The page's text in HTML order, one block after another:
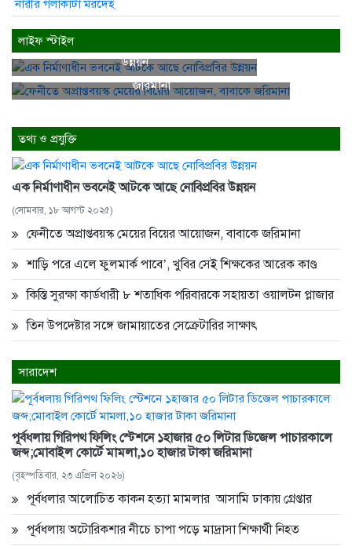
লাইফ স্টাইল
এক নির্মাণাধীন ভবনেই আটকে আছে নোবিপ্রবির
উন্নয়ন
ফেনীতে অপ্রাপ্তবয়স্ক মেয়ের বিয়ের আয়োজন, বাবাকে
জরিমানা
তথ্য ও প্রযুক্তি
এক নির্মাণাধীন ভবনেই আটকে আছে নোবিপ্রবির উন্নয়ন
(সোমবার, ১৮ আগস্ট ২০২৫)
ফেনীতে অপ্রাপ্তবয়স্ক মেয়ের বিয়ের আয়োজন, বাবাকে জরিমানা
শাড়ি পরে এলে ফুলমার্ক পাবে’, খুবির সেই শিক্ষকের আরেক কাণ্ড
কিস্তি সুরক্ষা কার্ডধারী ৮ শতাধিক পরিবারকে সহায়তা ওয়ালটন প্লাজার
তিন উপদেষ্টার সঙ্গে জামায়াতের সেক্রেটারির সাক্ষাৎ
সারাদেশ
পূর্বধলায় গিরিপথ ফিলিং স্টেশনে ১হাজার ৫০ লিটার ডিজেল পাচারকালে
জব্দ;মোবাইল কোর্টে মামলা,১০ হাজার টাকা জরিমানা
(বৃহস্পতিবার, ২৩ এপ্রিল ২০২৬)
পূর্বধলার আলোচিত কাকন হত্যা মামলার আসামি ঢাকায় গ্রেপ্তার
পূর্বধলায় অটোরিকশার নীচে চাপা পড়ে মাদ্রাসা শিক্ষার্থী নিহত